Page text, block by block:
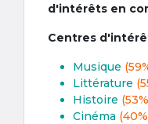
d'intérêts en
Centres
Musique
Littérature
Histoire
Cinéma